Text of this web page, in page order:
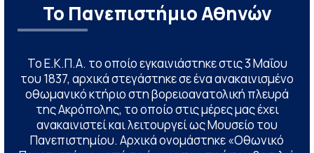
Το Πανεπιστήμιο Αθηνών
Το Ε.Κ.Π.Α. το οποίο εγκαινιάστηκε στις 3 Μαΐου
του 1837, αρχικά στεγάστηκε σε ένα ανακαινισμένο
οθωμανικό κτήριο στη βορειοανατολική πλευρά
της Ακρόπολης, το οποίο στις μέρες μας έχει
ανακαινιστεί και λειτουργεί ως Μουσείο του
Πανεπιστημίου. Αρχικά ονομάστηκε «Οθωνικό